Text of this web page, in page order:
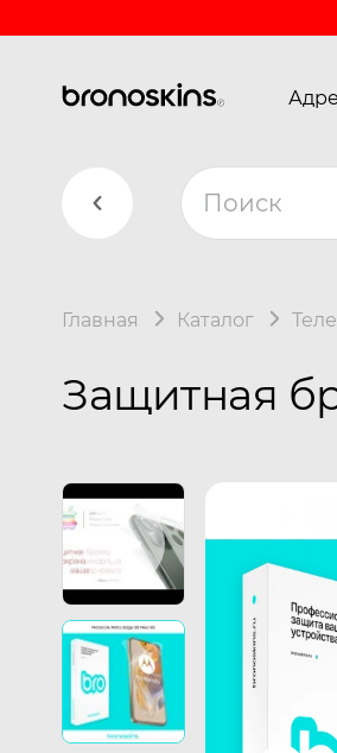
Главная Каталог
Защитная